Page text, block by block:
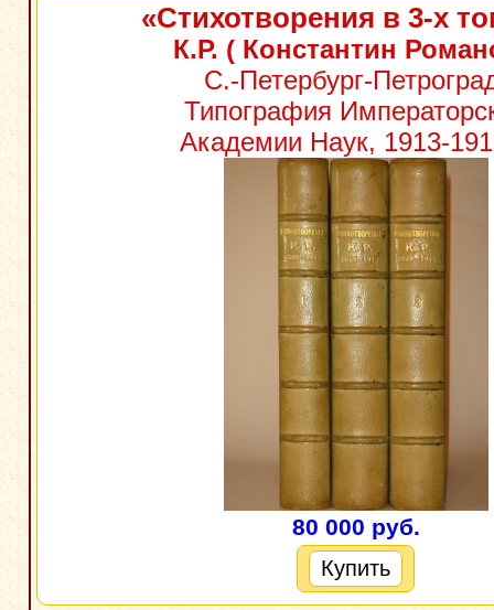
«Стихотворения в 3-х
К.Р. ( Константин
С.-Петербург-
Типография
Академии Наук, 1913-
80 000 руб.
Купить